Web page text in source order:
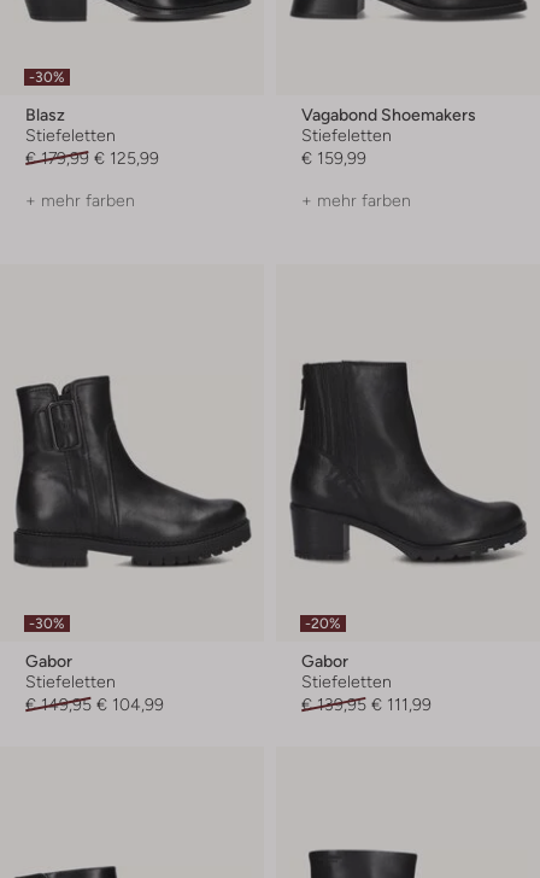
-30%
Blasz
Stiefeletten
€ 179,99 € 125,99
+ mehr farben
Vagabond Shoemakers
Stiefeletten
€ 159,99
+ mehr farben
-30%
Gabor
Stiefeletten
€ 149,95 € 104,99
-20%
Gabor
Stiefeletten
€ 139,95 € 111,99